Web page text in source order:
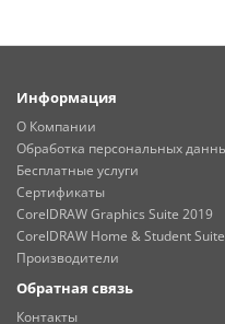
Информация
О Компании
Обработка персональных
Бесплатные услуги
Сертификаты
CorelDRAW Graphics Suite 2019
CorelDRAW Home & Student
Производители
Обратная связь
Контакты